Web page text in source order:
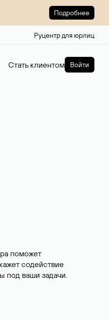
Подробнее
Руцентр для юрлиц
Стать клиентом Войти
поможет
содействие
под ваши задачи.